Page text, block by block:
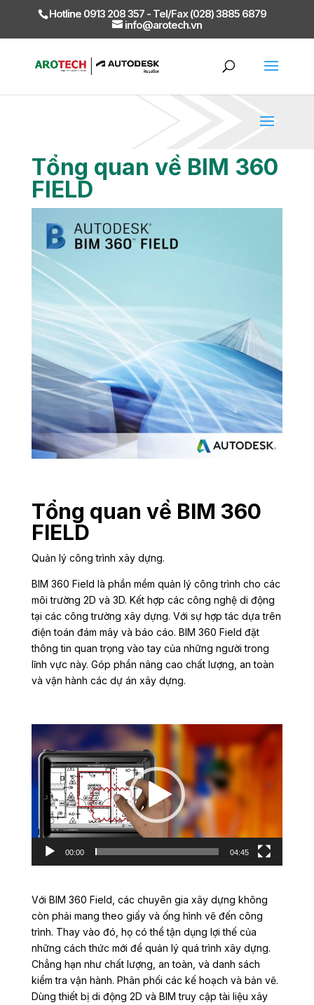
Hotline 0913 208 357 - Tel/Fax (028) 3885 6879
info@arotech.vn
Tổng quan về BIM 360
FIELD
Tổng quan về BIM 360
FIELD
Quản lý công trình xây dựng.
BIM 360 Field là phần mềm quản lý công trình cho các
môi trường 2D và 3D. Kết hợp các công nghệ di động
tại các công trường xây dựng. Với sự hợp tác dựa trên
điện toán đám mây và báo cáo. BIM 360 Field đặt
thông tin quan trọng vào tay của những người trong
lĩnh vực này. Góp phần nâng cao chất lượng, an toàn
và vận hành các dự án xây dựng.
Player
00:00 04:45
Với BIM 360 Field, các chuyên gia xây dựng không
còn phải mang theo giấy và ống hình vẽ đến công
trình. Thay vào đó, họ có thể tận dụng lợi thế của
những cách thức mới để quản lý quá trình xây dựng.
Chẳng hạn như chất lượng, an toàn, và danh sách
kiểm tra vận hành. Phân phối các kế hoạch và bản vẽ.
Dùng thiết bị di động 2D và BIM truy cập tài liệu xây